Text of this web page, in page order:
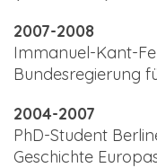
2007-2008
Immanuel-Kant-
Bundesregierung
2004-2007
PhD-Student
Geschichte